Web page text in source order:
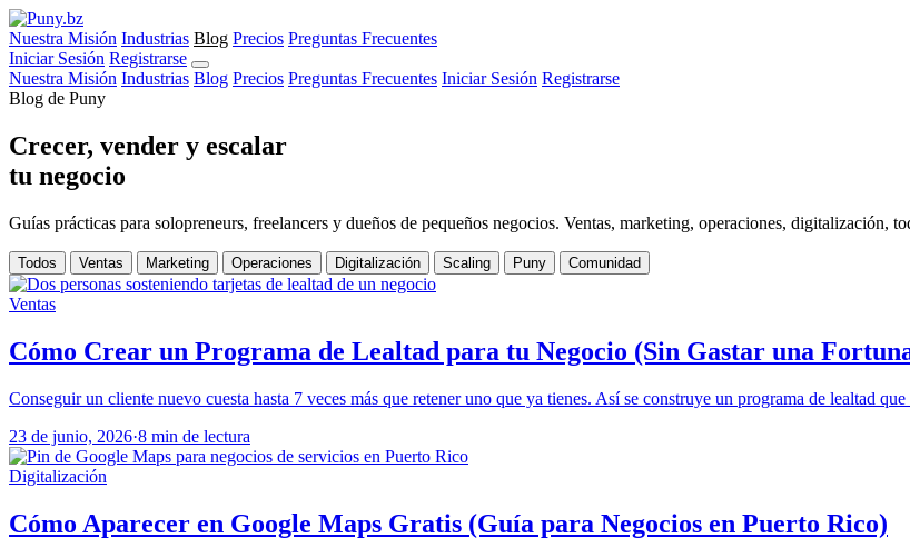
Nuestra Misión Industrias Blog Precios Preguntas Frecuentes
Iniciar Sesión Registrarse
Nuestra Misión Industrias Blog Precios Preguntas Frecuentes Iniciar Sesión Registrarse
Blog de Puny
Crecer, vender y escalar
tu negocio
Guías prácticas para solopreneurs, freelancers y dueños de pequeños negocios. Ventas, marketing, operaciones, digitalización,
Todos Ventas Marketing Operaciones Digitalización Scaling Puny Comunidad
Ventas
Cómo Crear un Programa de Lealtad para tu Negocio (Sin Gastar una
Conseguir un cliente nuevo cuesta hasta 7 veces más que retener uno que ya tienes. Así se construye un programa de lealtad
23 de junio, 2026·8 min de lectura
Digitalización
Cómo Aparecer en Google Maps Gratis (Guía para Negocios en Puerto Rico)